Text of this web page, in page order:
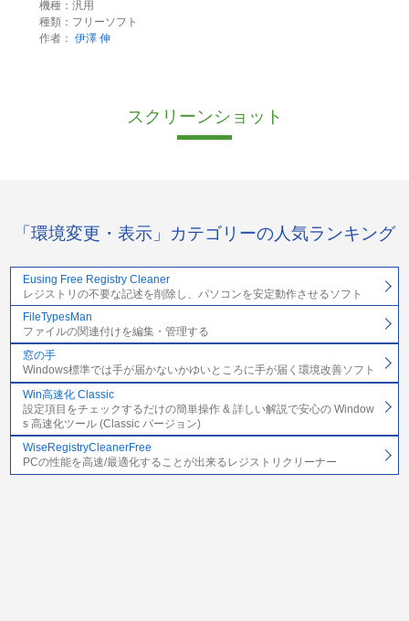
機種：汎用
種類：フリーソフト
作者： 伊澤 伸
スクリーンショット
「環境変更・表示」カテゴリーの人気ランキング
Eusing Free Registry Cleaner
レジストリの不要な記述を削除し、パソコンを安定動作させるソフト
FileTypesMan
ファイルの関連付けを編集・管理する
窓の手
Windows標準では手が届かないかゆいところに手が届く環境改善ソフト
Win高速化 Classic
設定項目をチェックするだけの簡単操作 & 詳しい解説で安心の Window
s 高速化ツール (Classic バージョン)
WiseRegistryCleanerFree
PCの性能を高速/最適化することが出来るレジストリクリーナー